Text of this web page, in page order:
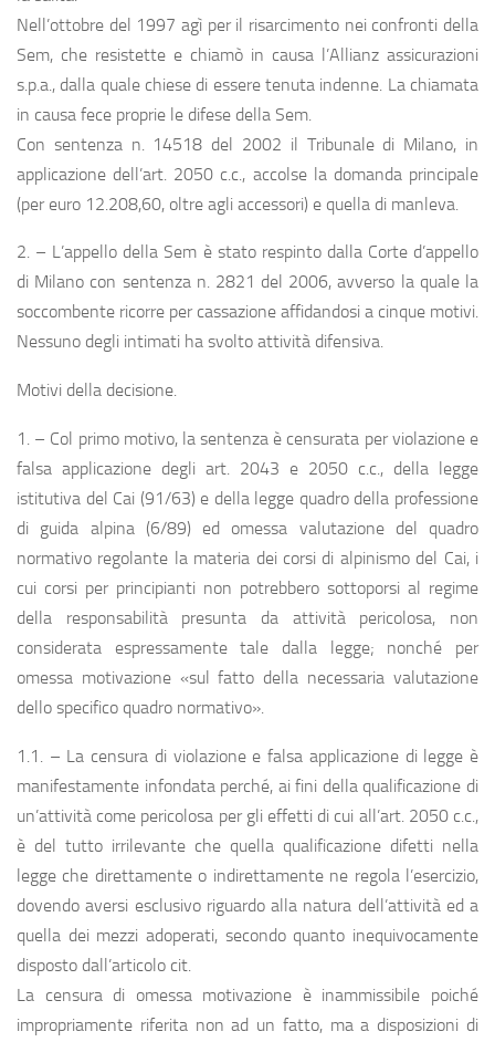
Nell’ottobre del 1997 agì per il risarcimento nei confronti della
Sem, che resistette e chiamò in causa l’Allianz assicurazioni
s.p.a., dalla quale chiese di essere tenuta indenne. La chiamata
in causa fece proprie le difese della Sem.
Con sentenza n. 14518 del 2002 il Tribunale di Milano, in
applicazione dell’art. 2050 c.c., accolse la domanda principale
(per euro 12.208,60, oltre agli accessori) e quella di manleva.
2. – L’appello della Sem è stato respinto dalla Corte d’appello
di Milano con sentenza n. 2821 del 2006, avverso la quale la
soccombente ricorre per cassazione affidandosi a cinque motivi.
Nessuno degli intimati ha svolto attività difensiva.
Motivi della decisione.
1. – Col primo motivo, la sentenza è censurata per violazione e
falsa applicazione degli art. 2043 e 2050 c.c., della legge
istitutiva del Cai (91/63) e della legge quadro della professione
di guida alpina (6/89) ed omessa valutazione del quadro
normativo regolante la materia dei corsi di alpinismo del Cai, i
cui corsi per principianti non potrebbero sottoporsi al regime
della responsabilità presunta da attività pericolosa, non
considerata espressamente tale dalla legge; nonché per
omessa motivazione «sul fatto della necessaria valutazione
dello specifico quadro normativo».
1.1. – La censura di violazione e falsa applicazione di legge è
manifestamente infondata perché, ai fini della qualificazione di
un’attività come pericolosa per gli effetti di cui all’art. 2050 c.c.,
è del tutto irrilevante che quella qualificazione difetti nella
legge che direttamente o indirettamente ne regola l’esercizio,
dovendo aversi esclusivo riguardo alla natura dell’attività ed a
quella dei mezzi adoperati, secondo quanto inequivocamente
disposto dall’articolo cit.
La censura di omessa motivazione è inammissibile poiché
impropriamente riferita non ad un fatto, ma a disposizioni di